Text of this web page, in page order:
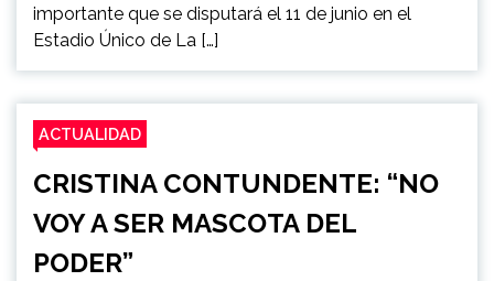
importante que se disputará el 11 de junio en el
Estadio Único de La […]
ACTUALIDAD
CRISTINA CONTUNDENTE: “NO
VOY A SER MASCOTA DEL
PODER”